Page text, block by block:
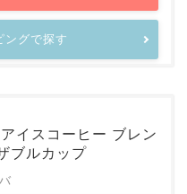
ングで探す
イスコーヒー ブレン
ブルカップ